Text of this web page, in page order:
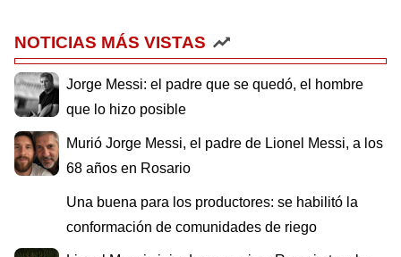
NOTICIAS MÁS VISTAS
Jorge Messi: el padre que se quedó, el hombre
que lo hizo posible
Murió Jorge Messi, el padre de Lionel Messi, a los
68 años en Rosario
Una buena para los productores: se habilitó la
conformación de comunidades de riego